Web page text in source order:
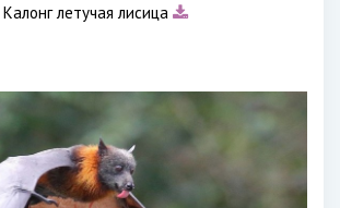
Калонг летучая лисица